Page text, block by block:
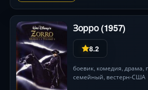
Зорро (1957)
8.2
боевик, комедия, драма,
семейный, вестерн•США